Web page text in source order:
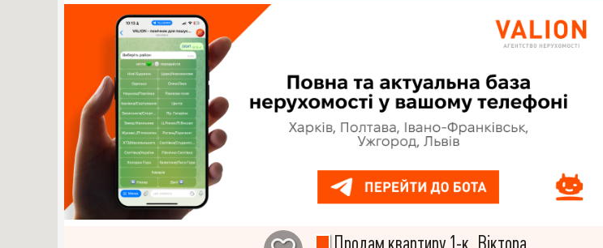
або зберігання. Зручне розташування будинку: поруч
магазини, зупинки громадського транспорту, школа,
та інша необхідна інфраструктура, С Телефонуйте для